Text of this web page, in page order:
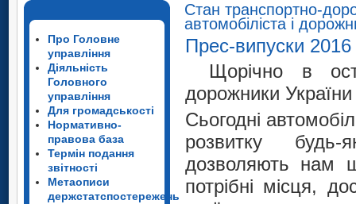
Про Головне
управління
Діяльність
Головного
управління
Для громадськості
Нормативно-
правова база
Термін подання
звітності
Метаописи
держстатспостережень
Стан транспортно-
автомобіліста і
Прес-випуски 2016
Щорічно в
дорожники
Сьогодні
розвитку будь-
дозволяють нам
потрібні місця,